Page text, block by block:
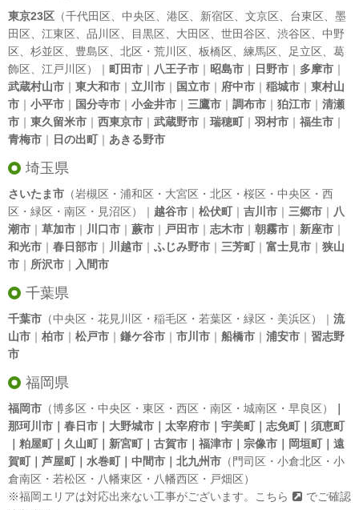
東京23区 （千代田区 中央区 港区 新宿区 文京区 台東区
墨
田区
江東区 品川区 目黒区 大田区 世田谷区 渋谷区
中野
区
杉並区 豊島区 北区 ・ 荒川区 板橋区 練馬区 足立区
葛
飾区
江戸川区）｜ 町田市 ｜ 八王子市 ｜ 昭島市 ｜ 日野市 ｜ 多摩市 ｜
武蔵村山市 ｜ 東大和市 ｜ 立川市 ｜ 国立市 ｜ 府中市 ｜ 稲城市 ｜ 東村山
市 ｜ 小平市 ｜ 国分寺市 ｜ 小金井市 ｜ 三鷹市 ｜ 調布市 ｜ 狛江市 ｜ 清瀬
市 ｜ 東久留米市 ｜ 西東京市 ｜ 武蔵野市 ｜ 瑞穂町｜ 羽村市 ｜ 福生市 ｜
青梅市 ｜ 日の出町｜ あきる野市
埼玉県
さいたま市 （岩槻区・浦和区・大宮区・北区・桜区・中央区・西
区・緑区・南区・見沼区）｜ 越谷市 ｜ 松伏町｜ 吉川市 ｜ 三郷市 ｜ 八
潮市 ｜ 草加市 ｜ 川口市 ｜ 蕨市 ｜ 戸田市 ｜ 志木市 ｜ 朝霧市 ｜ 新座市 ｜
和光市 ｜ 春日部市 ｜ 川越市 ｜ ふじみ野市 ｜ 三芳町｜ 富士見市 ｜ 狭山
市 ｜ 所沢市 ｜ 入間市
千葉県
千葉市 （中央区・花見川区・稲毛区・若葉区・緑区・美浜区）｜ 流
山市 ｜ 柏市 ｜ 松戸市 ｜ 鎌ケ谷市 ｜ 市川市 ｜ 船橋市 ｜ 浦安市 ｜ 習志野
市
福岡県
福岡市 （博多区・中央区・東区・西区・南区・城南区・早良区）
那珂川市｜春日市｜大野城市｜太宰府市｜宇美町｜志免町｜須恵町
｜粕屋町｜久山町｜新宮町｜古賀市｜福津市｜宗像市｜岡垣町｜遠
賀町｜芦屋町｜水巻町｜中間市｜北九州市 （門司区・小倉北区・小
倉南区・若松区・八幡東区・八幡西区・戸畑区）
※福岡エリアは対応出来ない工事がございます。
こちら
でご確認